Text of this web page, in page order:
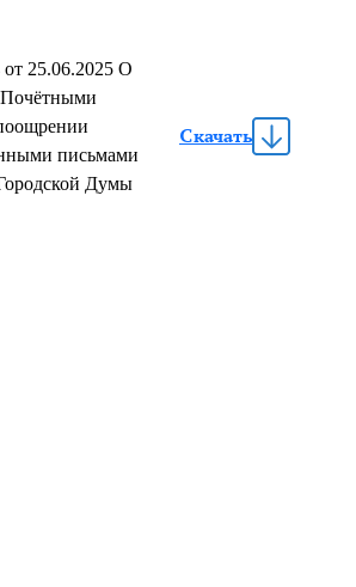
25.06.2025 О
письмами
Думы
Скачать